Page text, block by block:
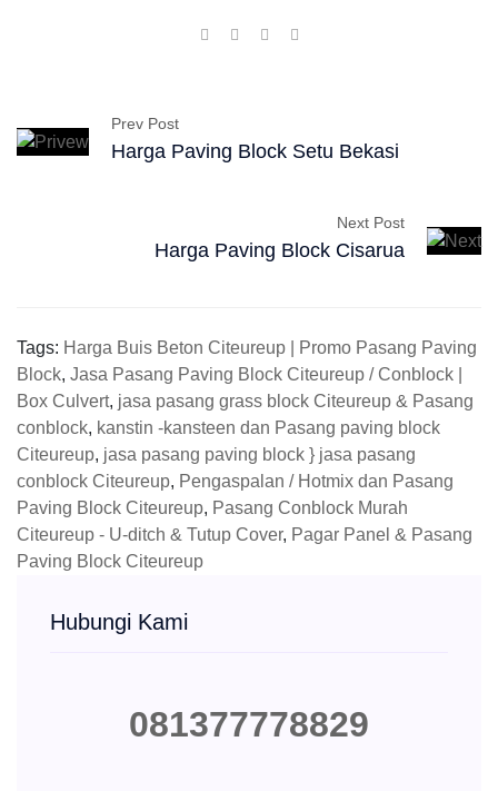
Prev Post
Harga Paving Block Setu Bekasi
Next Post
Harga Paving Block Cisarua
Tags: Harga Buis Beton Citeureup | Promo Pasang Paving
Block, Jasa Pasang Paving Block Citeureup / Conblock |
Box Culvert, jasa pasang grass block Citeureup & Pasang
conblock, kanstin -kansteen dan Pasang paving block
Citeureup, jasa pasang paving block } jasa pasang
conblock Citeureup, Pengaspalan / Hotmix dan Pasang
Paving Block Citeureup, Pasang Conblock Murah
Citeureup - U-ditch & Tutup Cover, Pagar Panel & Pasang
Paving Block Citeureup
Hubungi Kami
081377778829